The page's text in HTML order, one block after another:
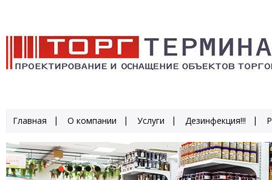
Главная О компании Услуги Дезинфекция!!!